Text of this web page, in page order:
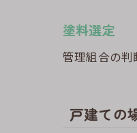
塗料選定
管理組合の判
戸建ての